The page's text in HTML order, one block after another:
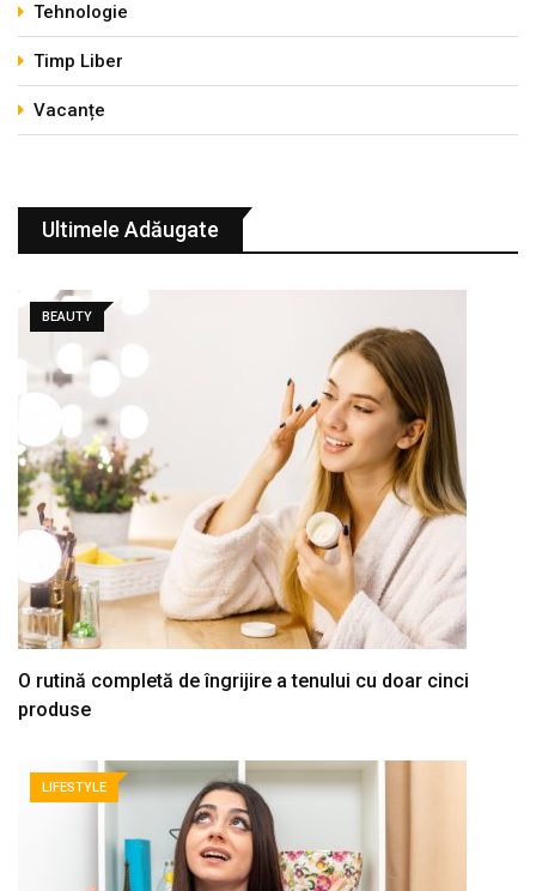
Tehnologie
Timp Liber
Vacanțe
Ultimele Adăugate
BEAUTY
O rutină completă de îngrijire a tenului cu doar cinci
produse
LIFESTYLE